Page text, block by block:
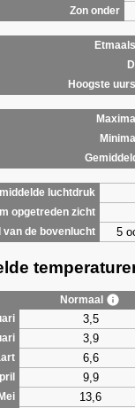
Zon onder
Hoogste
luchtdruk
opgetreden zicht
van de bovenlucht
5
Normaal
3,5
3,9
6,6
9,9
Mei 13,6